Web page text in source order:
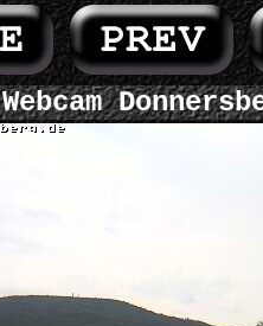
Webcam